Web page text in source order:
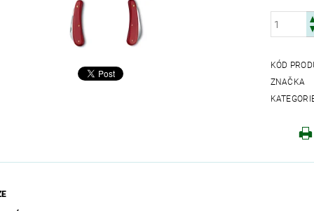
KÓD
ZNAČKA